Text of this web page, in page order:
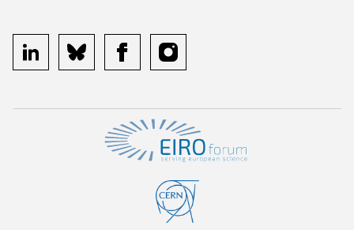
linkedin bluesky facebookinstagram